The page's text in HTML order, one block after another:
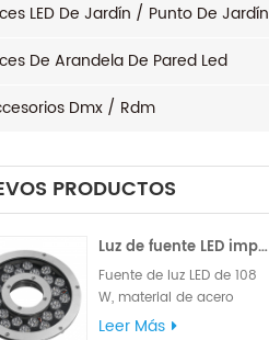
LED De Jardín / Punto De Jardín
De Arandela De Pared Led
Dmx / Rdm
PRODUCTOS
Luz de fuente LED impermeable 96x3W 120W
Fuente de luz LED de 108
W, material de acero
inoxidable 316L de alta
Leer Más